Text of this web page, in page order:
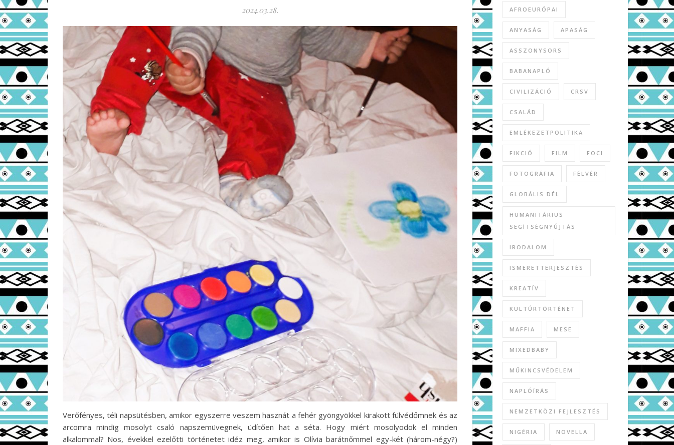
2024.03.28.
Verőfényes, téli napsütésben, amikor egyszerre veszem hasznát a fehér gyöngyökkel kirakott fülvédőmnek és az
arcomra mindig mosolyt csaló napszemüvegnek, üdítően hat a séta. Hogy miért mosolyodok el minden
alkalommal? Nos, évekkel ezelőtti történetet idéz meg, amikor is Olívia barátnőmmel egy-két (három-négy?)
AFROEURÓPAI
ANYASÁG APASÁG
ASSZONYSORS
BABANAPLÓ
CIVILIZÁCIÓ CRSV
CSALÁD
EMLÉKEZETPOLITIKA
FIKCIÓ FILM FOCI
FOTOGRÁFIA FÉLVÉR
GLOBÁLIS DÉL
HUMANITÁRIUS
SEGÍTSÉGNYÚJTÁS
IRODALOM
ISMERETTERJESZTÉS
KREATÍV
KULTÚRTÖRTÉNET
MAFFIA MESE
MIXEDBABY
MŰKINCSVÉDELEM
NAPLÓÍRÁS
NEMZETKÖZI FEJLESZTÉS
NIGÉRIA NOVELLA